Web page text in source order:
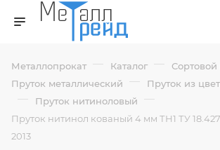
Металлопрокат — Каталог — Сортовой
Пруток металлический — Пруток из
— Пруток нитиноловый —
Пруток нитинол кованый 4 мм ТН1 ТУ
2013